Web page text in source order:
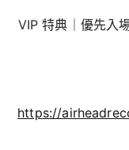
VIP 特典｜優先入
https://